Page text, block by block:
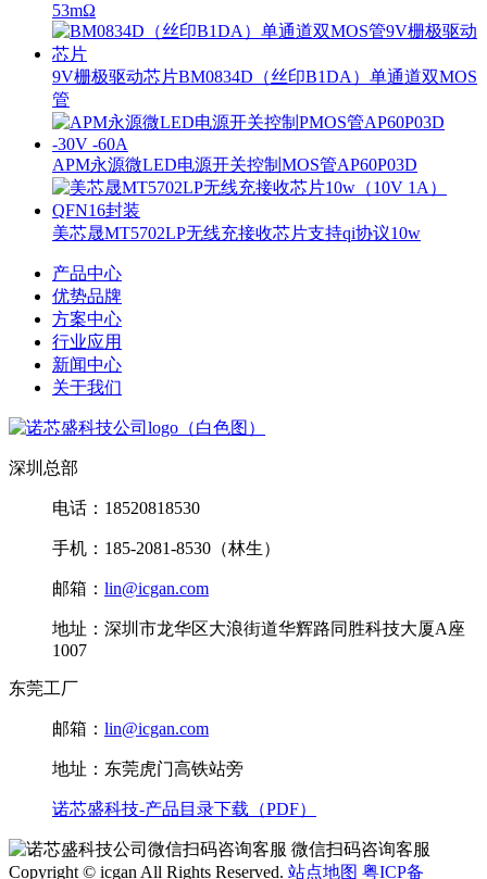
53mΩ
9V栅极驱动芯片BM0834D（丝印B1DA）单通道双MOS
管
APM永源微LED电源开关控制MOS管AP60P03D
美芯晟MT5702LP无线充接收芯片支持qi协议10w
产品中心
优势品牌
方案中心
行业应用
新闻中心
关于我们
深圳总部
电话：18520818530
手机：185-2081-8530（林生）
邮箱： lin@icgan.com
地址：深圳市龙华区大浪街道华辉路同胜科技大厦A座
1007
东莞工厂
邮箱： lin@icgan.com
地址：东莞虎门高铁站旁
诺芯盛科技-产品目录下载（PDF）
微信扫码咨询客服
Copyright © icgan All Rights Reserved. 站点地图 粤ICP备